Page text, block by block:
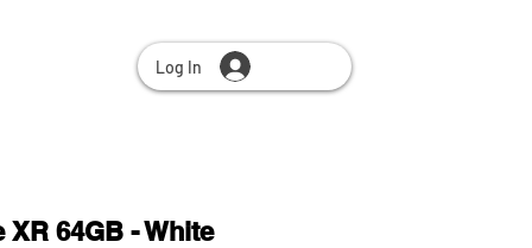
Log In
64GB - White